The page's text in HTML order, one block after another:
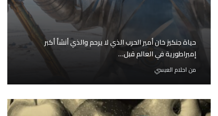
حياة جنكيز خان أمير الحرب الذي لا يرحم والذي أنشأ أكبر
إمبراطورية في العالم قبل…
من احلام العبسي